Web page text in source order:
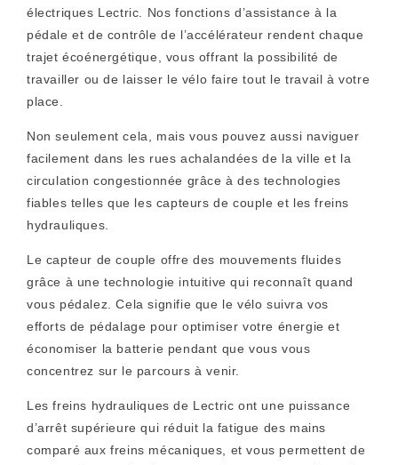
électriques Lectric. Nos fonctions d’assistance à la
pédale et de contrôle de l’accélérateur rendent chaque
trajet écoénergétique, vous offrant la possibilité de
travailler ou de laisser le vélo faire tout le travail à votre
place.
Non seulement cela, mais vous pouvez aussi naviguer
facilement dans les rues achalandées de la ville et la
circulation congestionnée grâce à des technologies
fiables telles que les capteurs de couple et les freins
hydrauliques.
Le capteur de couple offre des mouvements fluides
grâce à une technologie intuitive qui reconnaît quand
vous pédalez. Cela signifie que le vélo suivra vos
efforts de pédalage pour optimiser votre énergie et
économiser la batterie pendant que vous vous
concentrez sur le parcours à venir.
Les freins hydrauliques de Lectric ont une puissance
d’arrêt supérieure qui réduit la fatigue des mains
comparé aux freins mécaniques, et vous permettent de